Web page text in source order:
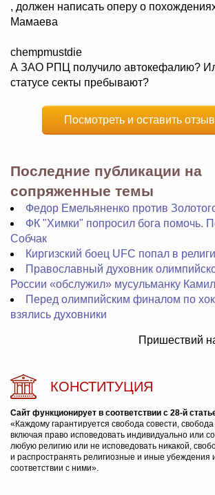
, должен написать оперу о
Мамаева
chempmustdie
А ЗАО РПЦ получило автокефалию?
статусе секты пребывают?
Посмотреть и оставить
Последние публикации на
сопряженные темы
Федор Емельяненко против
ФК "Химки" попросил бога помочь.
Собчак
Киргизский боец UFC попал в
Православный духовник
России «обслужил» мусульманку
Перед олимпийским финалом по
взялись духовники
Пришествий
КОНСТИТУЦИЯ
Сайт функционирует в соответствии с 28-й
«Каждому гарантируется свобода совести,
включая право исповедовать индивидуально или
любую религию или не исповедовать никакой,
и распространять религиозные и иные убеждения
соответствии с ними».